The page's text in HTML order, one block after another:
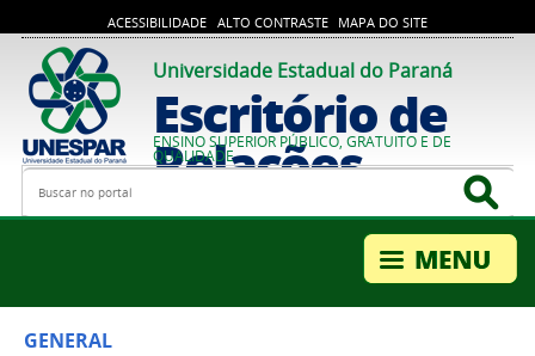
ACESSIBILIDADE ALTO CONTRASTE MAPA DO SITE
Universidade Estadual do Paraná
Escritório de
Relações
Internacionais
ENSINO SUPERIOR PÚBLICO, GRATUITO E DE
QUALIDADE
Busca
GENERAL